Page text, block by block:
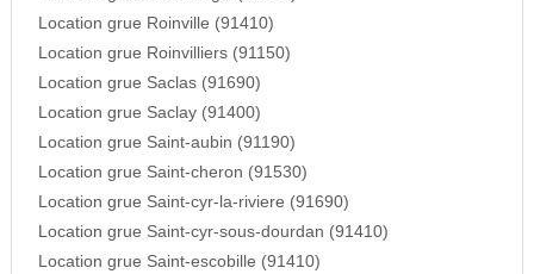
Location grue Roinville (91410)
Location grue Roinvilliers (91150)
Location grue Saclas (91690)
Location grue Saclay (91400)
Location grue Saint-aubin (91190)
Location grue Saint-cheron (91530)
Location grue Saint-cyr-la-riviere (91690)
Location grue Saint-cyr-sous-dourdan (91410)
Location grue Saint-escobille (91410)